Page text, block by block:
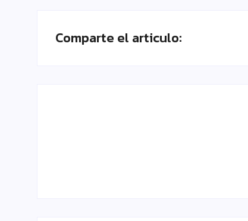
Comparte el articulo: